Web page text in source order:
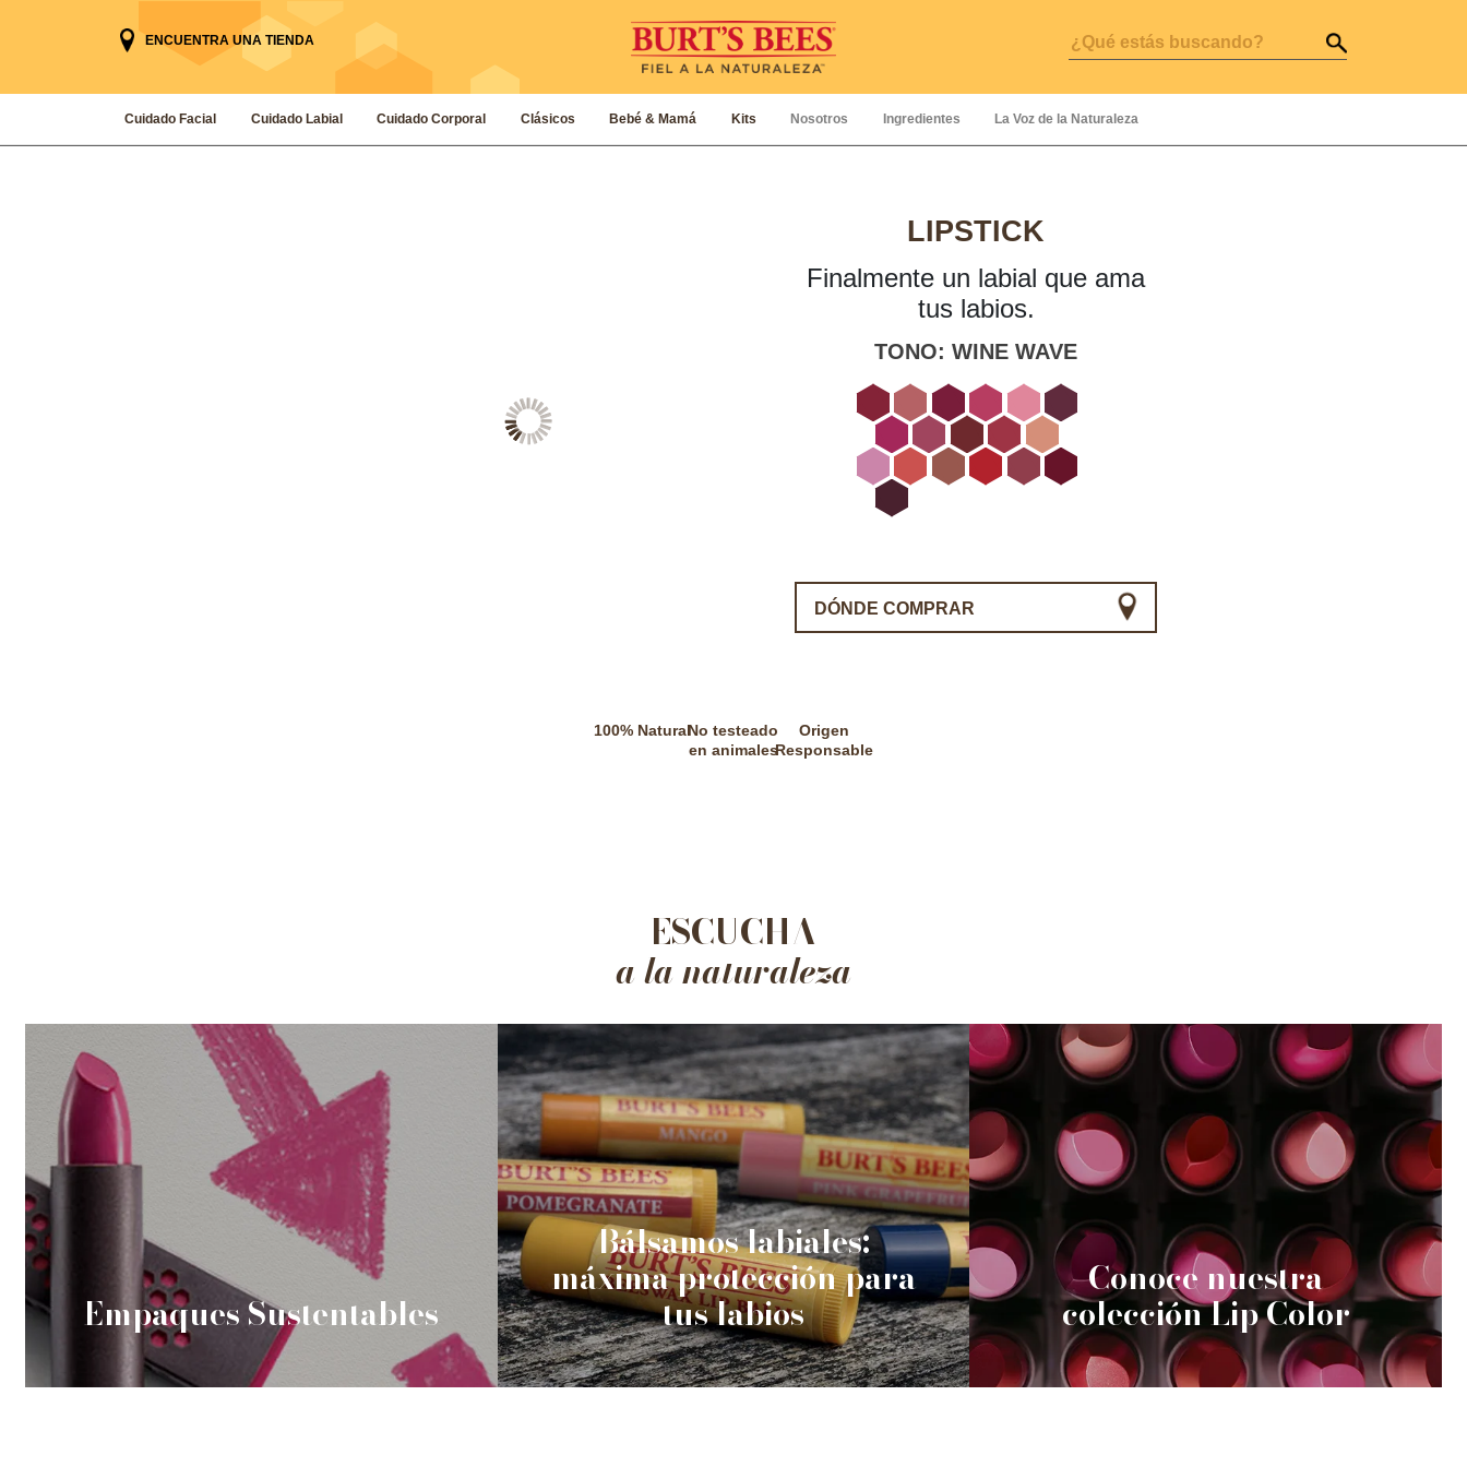
ENCUENTRA UNA TIENDA
Cuidado Facial Cuidado Labial Cuidado Corporal Clásicos Bebé & Mamá Kits Nosotros Ingredientes La Voz de la Naturaleza
LIPSTICK
Finalmente un labial que ama
tus labios.
TONO: WINE WAVE
DÓNDE COMPRAR
100% NaturalNo testeado
en animales
Origen
Responsable
ESCUCHA
a la naturaleza
Empaques Sustentables
Bálsamos labiales:
máxima protección para
tus labios
Conoce nuestra
colección Lip Color